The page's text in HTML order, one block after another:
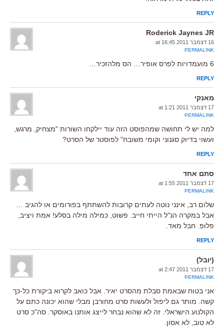
REPLY
Roderick Jaynes JR
16 דצמבר 2011 at 16:45
PERMALINK
6 מועמדויות לפרס אופיר… הס מלהזכיר…
REPLY
מאנקי
17 דצמבר 2011 at 1:21
PERMALINK
למה יש לי תחושה שמהפוסט הזה עוד יילקחו השורות "מצחיק, מרגש,
ועשוי בדיוק סגנוני וקומי משובח" לפוסטר של הסרט?
REPLY
סתם אחד
17 דצמבר 2011 at 1:55
PERMALINK
שלום רב, אינני נוטה לעתים קרובות להשתתף בפורומים או להגיב …
אבל במקרה הנ"ל הייתי חייב. פשוט, כמילה מילה בסלע! אמת ויציב,
פלופ. חבל מאד.
REPLY
(יובל)
17 דצמבר 2011 at 2:47
PERMALINK
אני בטוח שבאמת סבלת מהסרט יאיר. אבל כואב לקרוא ביקורת כל-כך
קשה. מותר גם ליפול ולעשות סרט מחורבן מבלי שהוא יכונה כתם על
הקולנוע הישראלי. זה לא שהוא נבחר לייצג אותנו באוסקר. סה"כ סרט
לא טוב, לא אסון.